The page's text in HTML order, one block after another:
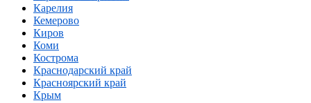
Карелия
Кемерово
Киров
Коми
Кострома
Краснодарский край
Красноярский край
Крым